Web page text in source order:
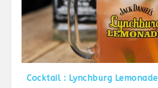
Cocktail : Lynchburg Lemonade